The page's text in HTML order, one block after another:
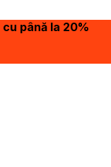
cu până la 20%